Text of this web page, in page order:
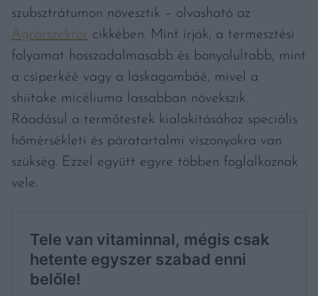
szubsztrátumon növesztik – olvasható az
Agrárszektor cikkében. Mint írják, a termesztési
folyamat hosszadalmasabb és bonyolultabb, mint
a csiperkéé vagy a laskagombáé, mivel a
shiitake micéliuma lassabban növekszik.
Ráadásul a termőtestek kialakításához speciális
hőmérsékleti és páratartalmi viszonyokra van
szükség. Ezzel együtt egyre többen foglalkoznak
vele.